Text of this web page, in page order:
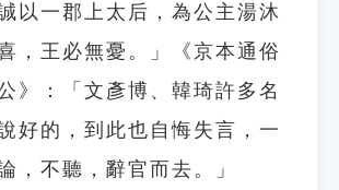
以一郡上太后，為公主湯沐
，王必無憂。」《京本通俗
》：「文彥博、韓琦許多名
好的，到此也自悔失言，一
，不聽，辭官而去。」